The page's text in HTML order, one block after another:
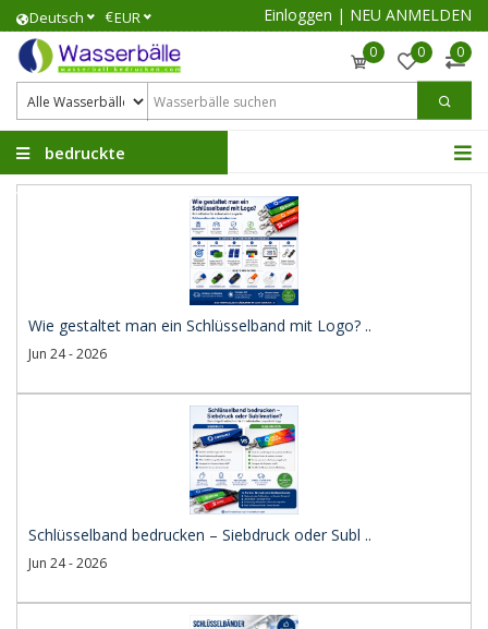
Deutsch €EUR Einloggen | NEU ANMELDEN
0 0 0
bedruckte
Wasserbälle
Wie gestaltet man ein Schlüsselband mit Logo? ..
Jun 24 - 2026
Schlüsselband bedrucken – Siebdruck oder Subl ..
Jun 24 - 2026